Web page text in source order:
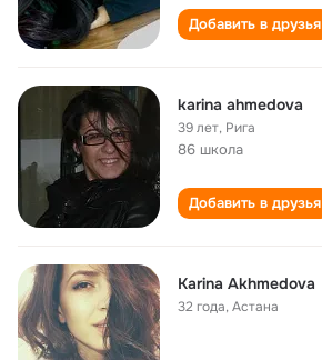
Добавить в друзья
karina ahmedova
39 лет, Рига
86 школа
Добавить в друзья
Karina Аkhmedova
32 года,Астана